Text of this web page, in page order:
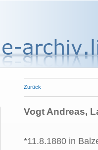
Zurück
Vogt Andreas,
*11.8.1880 in